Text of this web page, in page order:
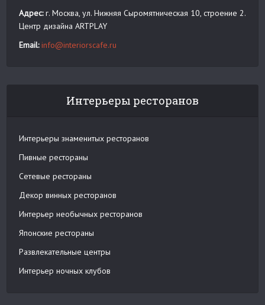
Адрес:г. Москва, ул. Нижняя Сыромятническая 10, строение 2.
Центр дизайна ARTPLAY
Email: info@interiorscafe.ru
Интерьеры ресторанов
Интерьеры знаменитых ресторанов
Пивные рестораны
Сетевые рестораны
Декор винных ресторанов
Интерьер необычных ресторанов
Японские рестораны
Развлекательные центры
Интерьер ночных клубов